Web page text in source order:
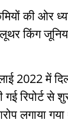
की ओर
लूथर किंग
2022 में
गई रिपोर्ट
लगाया गया